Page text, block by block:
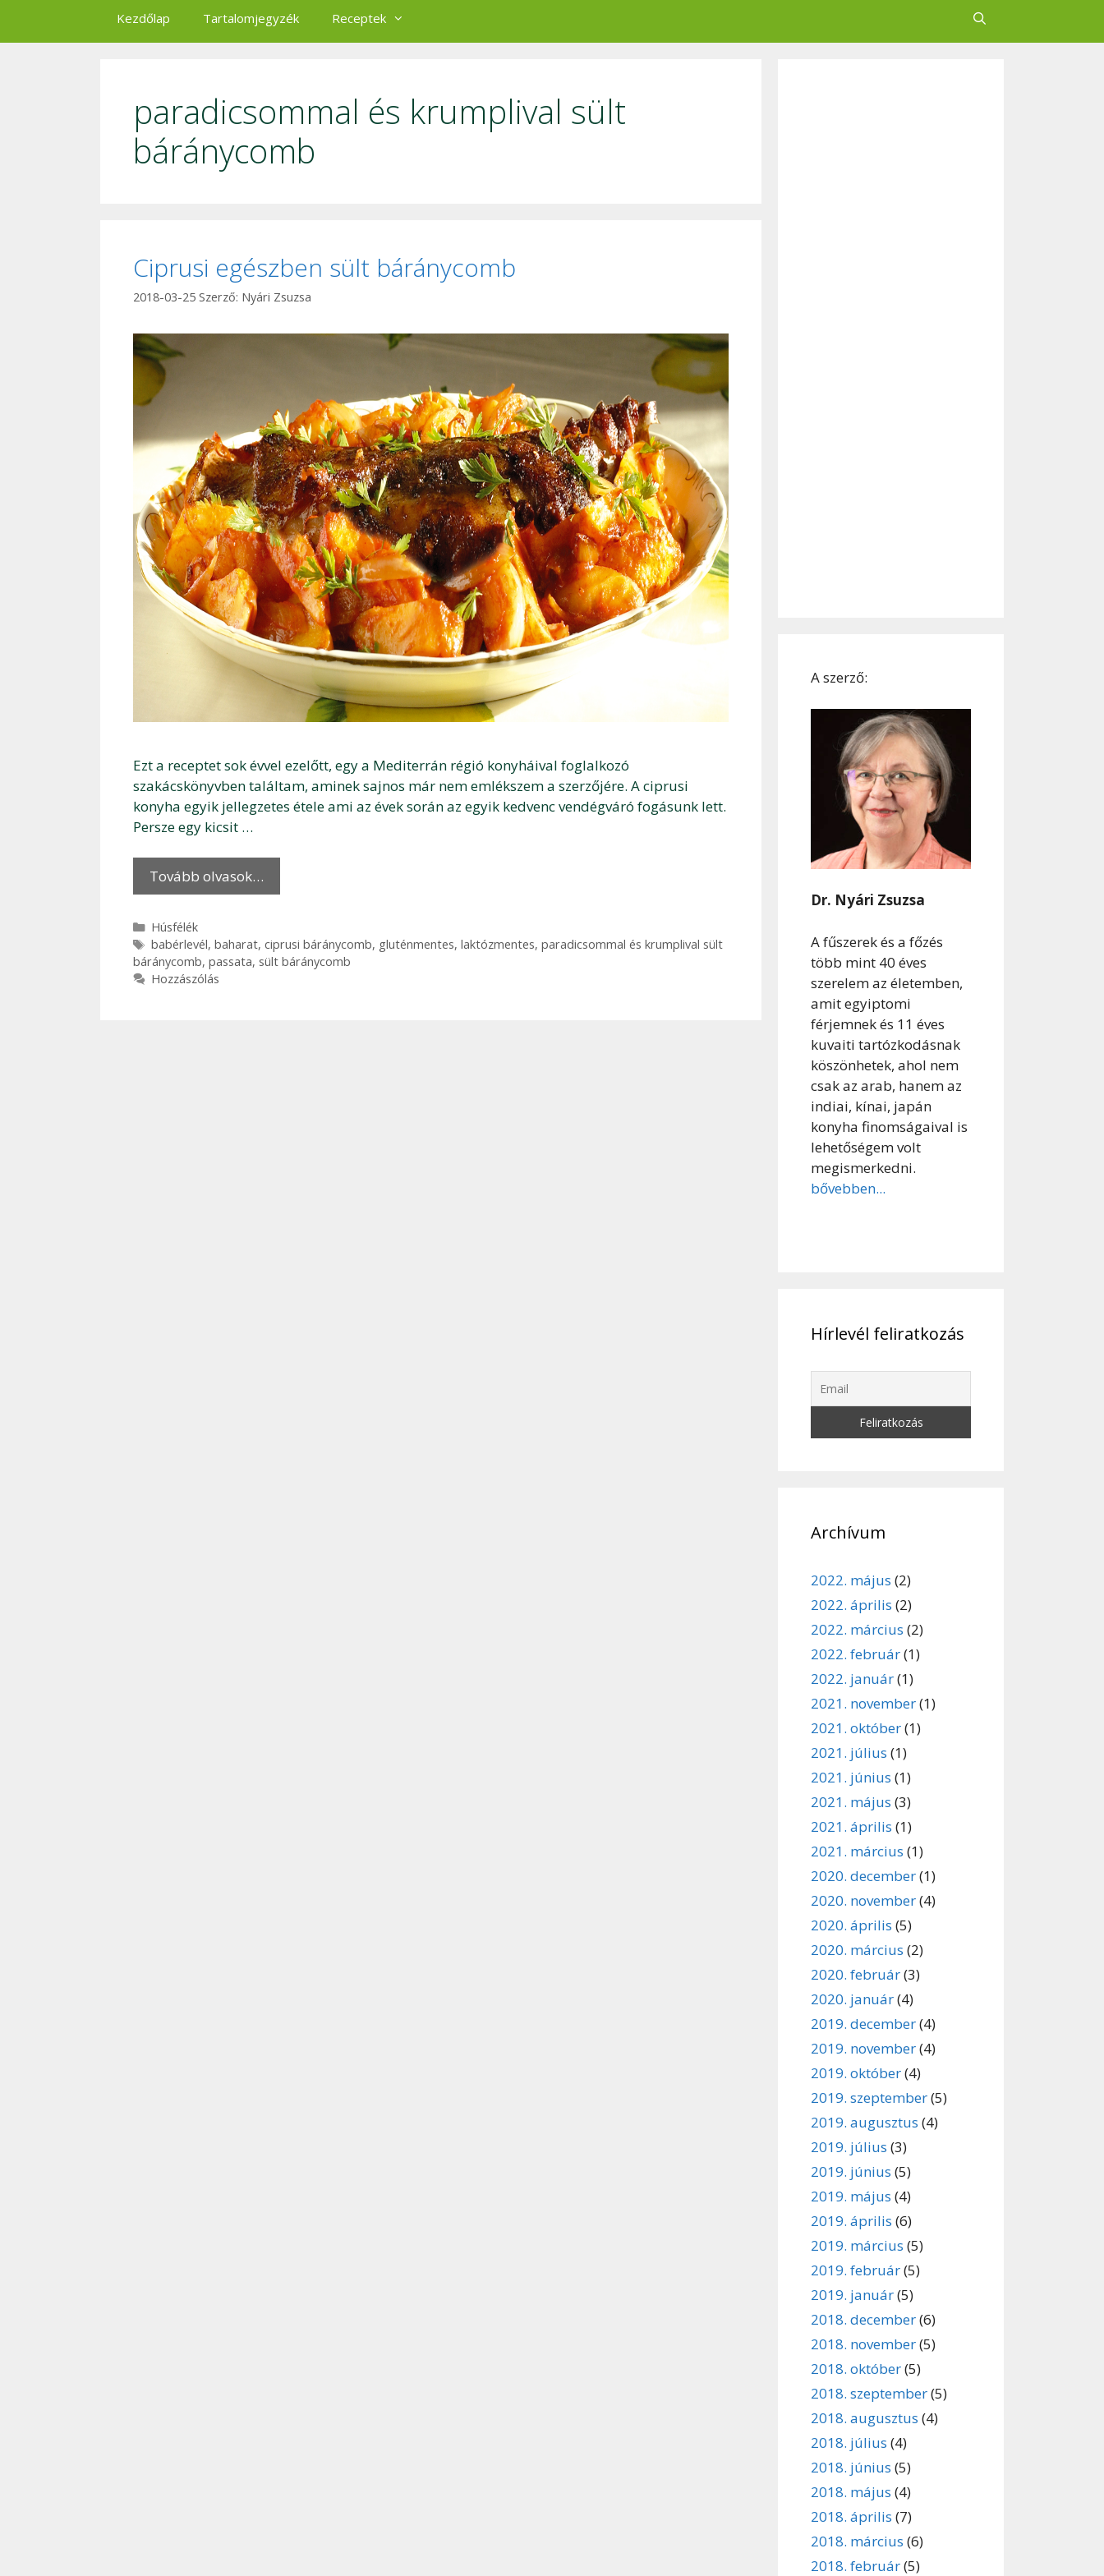
Kezdőlap Tartalomjegyzék Receptek
paradicsommal és krumplival sült
báránycomb
Ciprusi egészben sült báránycomb
2018-03-25 Szerző: Nyári Zsuzsa
Ezt a receptet sok évvel ezelőtt, egy a Mediterrán régió konyháival foglalkozó
szakácskönyvben találtam, aminek sajnos már nem emlékszem a szerzőjére. A ciprusi
konyha egyik jellegzetes étele ami az évek során az egyik kedvenc vendégváró fogásunk lett.
Persze egy kicsit …
Tovább olvasok…
Kategória
Húsfélék
Címkék
babérlevél, baharat, ciprusi báránycomb, gluténmentes, laktózmentes, paradicsommal és krumplival sült
báránycomb, passata, sült báránycomb
Hozzászólás
A szerző:
Dr. Nyári Zsuzsa
A fűszerek és a főzés
több mint 40 éves
szerelem az életemben,
amit egyiptomi
férjemnek és 11 éves
kuvaiti tartózkodásnak
köszönhetek, ahol nem
csak az arab, hanem az
indiai, kínai, japán
konyha finomságaival is
lehetőségem volt
megismerkedni.
bővebben...
Hírlevél feliratkozás
Archívum
2022. május (2)
2022. április (2)
2022. március (2)
2022. február(1)
2022. január(1)
2021. november(1)
2021. október(1)
2021. július (1)
2021. június (1)
2021. május (3)
2021. április (1)
2021. március (1)
2020. december(1)
2020. november(4)
2020. április (5)
2020. március (2)
2020. február(3)
2020. január(4)
2019. december(4)
2019. november(4)
2019. október(4)
2019. szeptember(5)
2019. augusztus (4)
2019. július (3)
2019. június (5)
2019. május (4)
2019. április (6)
2019. március (5)
2019. február(5)
2019. január(5)
2018. december(6)
2018. november(5)
2018. október(5)
2018. szeptember(5)
2018. augusztus (4)
2018. július (4)
2018. június (5)
2018. május (4)
2018. április (7)
2018. március (6)
2018. február(5)